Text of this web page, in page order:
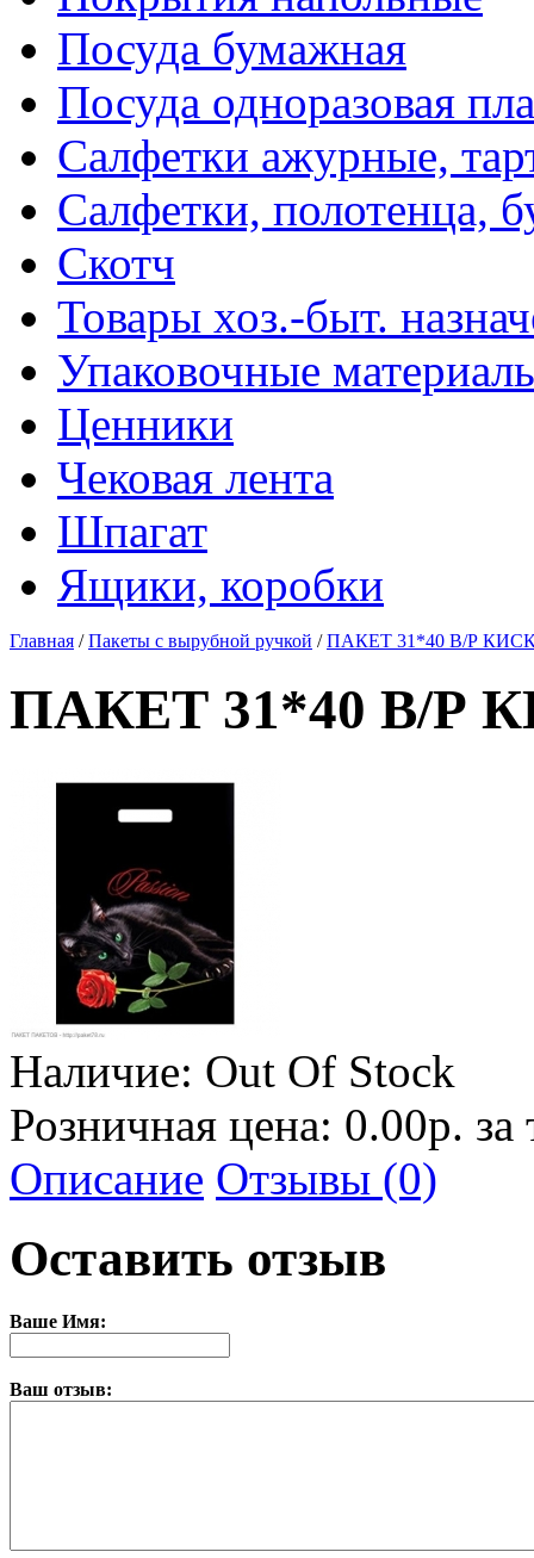
Посуда бумажная
Посуда одноразовая
Салфетки ажурные,
Салфетки, полотенца,
Скотч
Товары хоз.-быт.
Упаковочные
Ценники
Чековая лента
Шпагат
Ящики, коробки
Главная /Пакеты с вырубной ручкой /ПАКЕТ 31*40 В/Р
ПАКЕТ 31*40 В/Р
Наличие: Out Of Stock
Розничная цена: 0.00р.
Описание Отзывы (0)
Оставить отзыв
Ваше Имя:
Ваш отзыв: